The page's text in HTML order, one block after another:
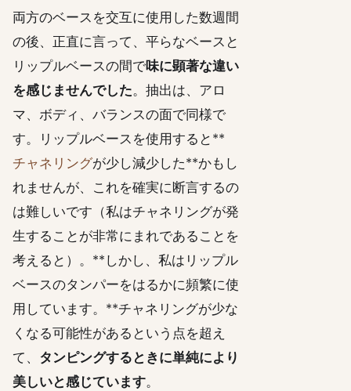
両方のベースを交互に使用した数週間
の後、正直に言って、平らなベースと
リップルベースの間で味に顕著な違い
を感じませんでした。抽出は、アロ
マ、ボディ、バランスの面で同様で
す。リップルベースを使用すると**
チャネリングが少し減少した**かもし
れませんが、これを確実に断言するの
は難しいです（私はチャネリングが発
生することが非常にまれであることを
考えると）。**しかし、私はリップル
ベースのタンパーをはるかに頻繁に使
用しています。**チャネリングが少な
くなる可能性があるという点を超え
て、 タンピングするときに単純により
美しいと感じています。